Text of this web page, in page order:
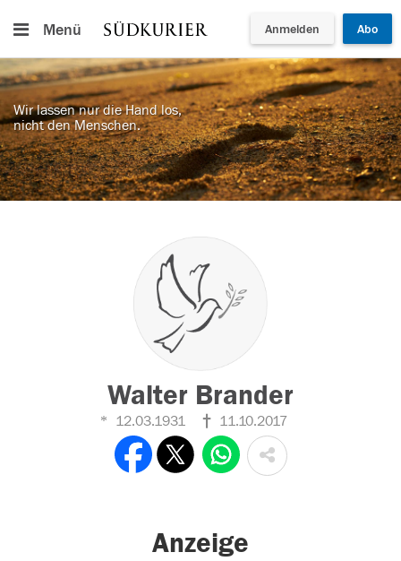
Menü Anmelden Abo
Wir lassen nur die Hand los,
nicht den Menschen.
Walter Brander
12.03.1931 11.10.2017
Anzeige